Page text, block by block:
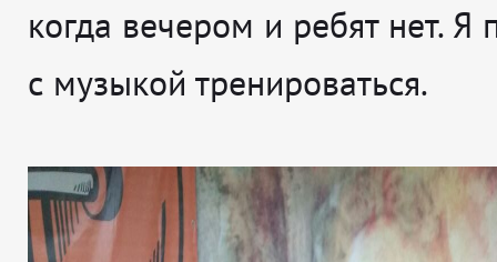
когда вечером и ребят нет. Я
с музыкой тренироваться.